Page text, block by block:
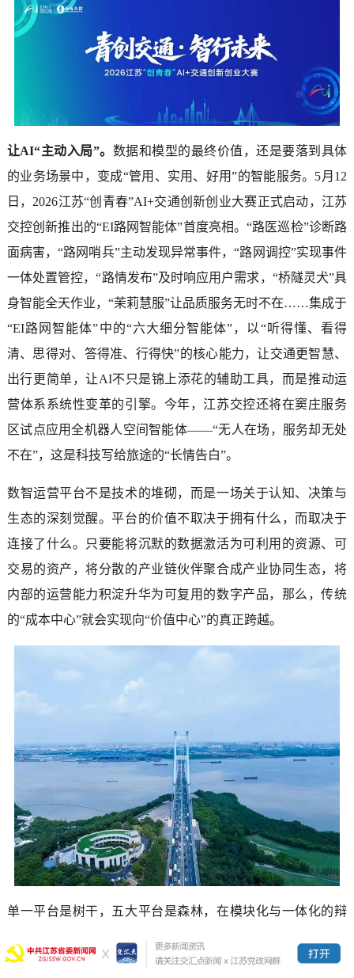
让AI“主动入局”。 数据和模型的最终价值，还是要落到具体
的业务场景中，变成“管用、实用、好用”的智能服务。5月12
日，2026江苏“创青春”AI+交通创新创业大赛正式启动，江苏
交控创新推出的“EI路网智能体”首度亮相。“路医巡检”诊断路
面病害，“路网哨兵”主动发现异常事件，“路网调控”实现事件
一体处置管控，“路情发布”及时响应用户需求，“桥隧灵犬”具
身智能全天作业，“茉莉慧服”让品质服务无时不在……集成于
“EI路网智能体”中的“六大细分智能体”，以“听得懂、看得
清、思得对、答得准、行得快”的核心能力，让交通更智慧、
出行更简单，让AI不只是锦上添花的辅助工具，而是推动运
营体系系统性变革的引擎。今年，江苏交控还将在窦庄服务
区试点应用全机器人空间智能体——“无人在场，服务却无处
不在”，这是科技写给旅途的“长情告白”。
数智运营平台不是技术的堆砌，而是一场关于认知、决策与
生态的深刻觉醒。平台的价值不取决于拥有什么，而取决于
连接了什么。只要能将沉默的数据激活为可利用的资源、可
交易的资产，将分散的产业链伙伴聚合成产业协同生态，将
内部的运营能力积淀升华为可复用的数字产品，那么，传统
的“成本中心”就会实现向“价值中心”的真正跨越。
单一平台是树干，五大平台是森林，在模块化与一体化的辩
核，也实现了数据互通、场景互融、用户互导。这恰恰是平